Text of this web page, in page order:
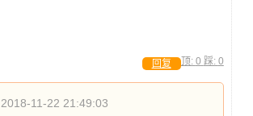
顶: 0 踩: 0
回复
2018-11-22 21:49:03